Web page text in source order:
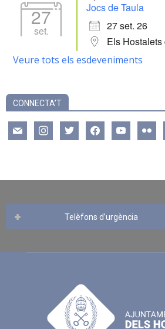
27
set.
Jocs de Taula
27 set. 26
Els
Veure tots els esdeveniments
CONNECTA’T
mail instagramtwitter facebookyoutube flickr
Telèfons d’urgència